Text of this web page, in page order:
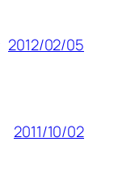
2012/02/05
2011/10/02